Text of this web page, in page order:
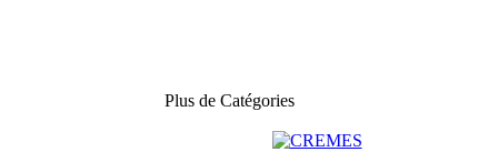
Plus de Catégories